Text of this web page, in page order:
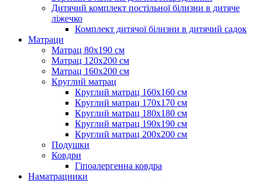
Дитячий комплект постільної білизни в дитяче
ліжечко
Комплект дитячої білизни в дитячий садок
Матраци
Матрац 80х190 см
Матрац 120х200 см
Матрац 160х200 см
Круглий матрац
Круглий матрац 160х160 см
Круглий матрац 170х170 см
Круглий матрац 180х180 см
Круглий матрац 190х190 см
Круглий матрац 200х200 см
Подушки
Ковдри
Гіпоалергенна ковдра
Наматрацники